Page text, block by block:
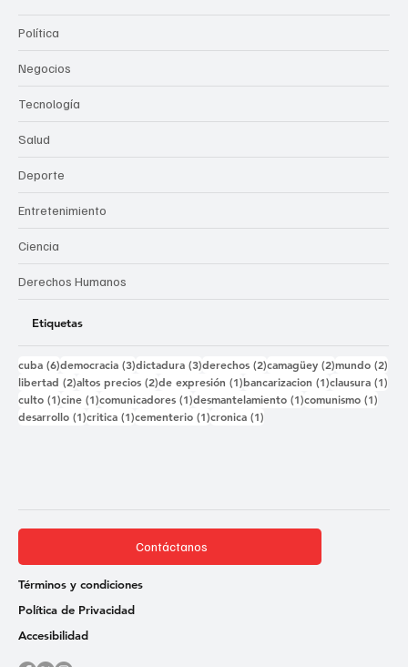
Política
Negocios
Tecnología
Salud
Deporte
Entretenimiento
Ciencia
Derechos Humanos
Etiquetas
cuba (6)6 entradas
democracia (3)3 entradas
dictadura (3)3 entradas
derechos (2)2 entradas
camagüey (2)2 entradas
mundo (2)
libertad (2)2 entradas
altos precios (2)2 entradas
de expresión (1)1 entrada
bancarizacion (1)1 entrada
clausura (1)
culto (1)1 entrada
cine (1)1 entrada
comunicadores (1)1 entrada
desmantelamiento (1)1 entrada
comunismo (1)
desarrollo (1)1 entrada
critica (1)1 entrada
cementerio (1)1 entrada
cronica (1)
Contáctanos
Términos y condiciones
Política de Privacidad
Accesibilidad